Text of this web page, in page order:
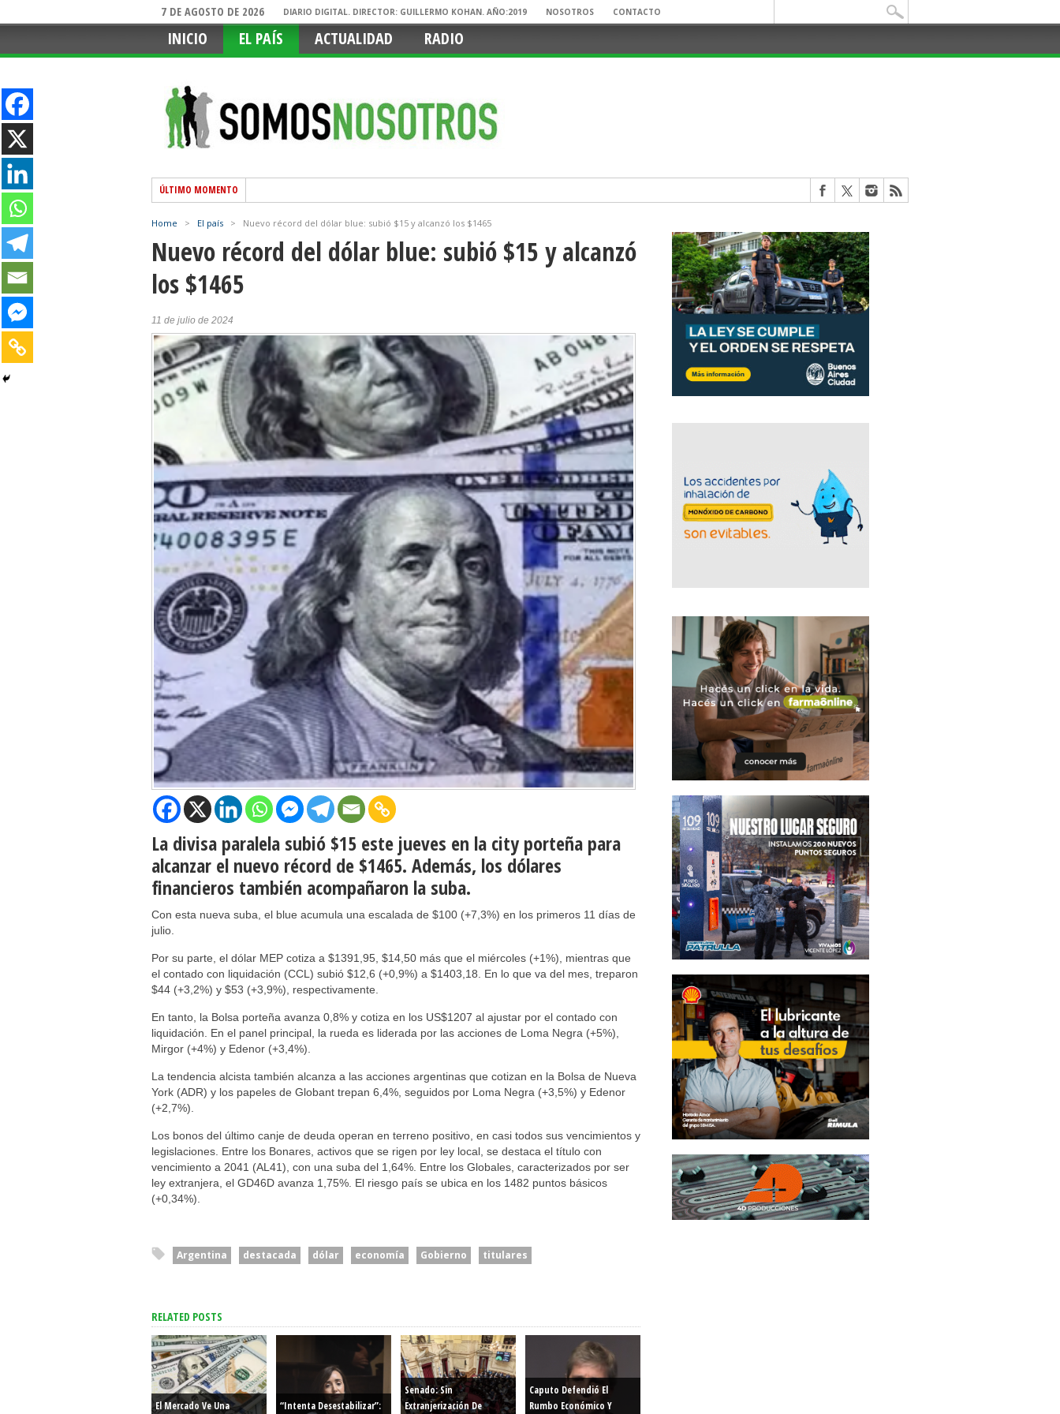
7 DE AGOSTO DE 2026 DIARIO DIGITAL. DIRECTOR: GUILLERMO KOHAN. AÑO:2019 NOSOTROS CONTACTO
INICIO EL PAÍS ACTUALIDAD RADIO
ÚLTIMO MOMENTO
Home > El país > Nuevo récord del dólar blue: subió $15 y alcanzó los $1465
Nuevo récord del dólar blue: subió $15 y alcanzó
los $1465
11 de julio de 2024
La divisa paralela subió $15 este jueves en la city porteña para
alcanzar el nuevo récord de $1465. Además, los dólares
financieros también acompañaron la suba.
Con esta nueva suba, el blue acumula una escalada de $100 (+7,3%) en los primeros 11 días de
julio.
Por su parte, el dólar MEP cotiza a $1391,95, $14,50 más que el miércoles (+1%), mientras que
el contado con liquidación (CCL) subió $12,6 (+0,9%) a $1403,18. En lo que va del mes, treparon
$44 (+3,2%) y $53 (+3,9%), respectivamente.
En tanto, la Bolsa porteña avanza 0,8% y cotiza en los US$1207 al ajustar por el contado con
liquidación. En el panel principal, la rueda es liderada por las acciones de Loma Negra (+5%),
Mirgor (+4%) y Edenor (+3,4%).
La tendencia alcista también alcanza a las acciones argentinas que cotizan en la Bolsa de Nueva
York (ADR) y los papeles de Globant trepan 6,4%, seguidos por Loma Negra (+3,5%) y Edenor
(+2,7%).
Los bonos del último canje de deuda operan en terreno positivo, en casi todos sus vencimientos y
legislaciones. Entre los Bonares, activos que se rigen por ley local, se destaca el título con
vencimiento a 2041 (AL41), con una suba del 1,64%. Entre los Globales, caracterizados por ser
ley extranjera, el GD46D avanza 1,75%. El riesgo país se ubica en los 1482 puntos básicos
(+0,34%).
Argentina destacada dólar economía Gobierno titulares
RELATED POSTS
El Mercado Ve Una
“Intenta Desestabilizar”:
Senado: Sin
Extranjerización De
Caputo Defendió El
Rumbo Económico Y